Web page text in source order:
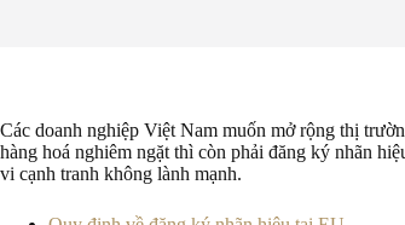
Các doanh nghiệp Việt Nam muốn mở rộng thị
hàng hoá nghiêm ngặt thì còn phải đăng ký nhãn
vi cạnh tranh không lành mạnh.